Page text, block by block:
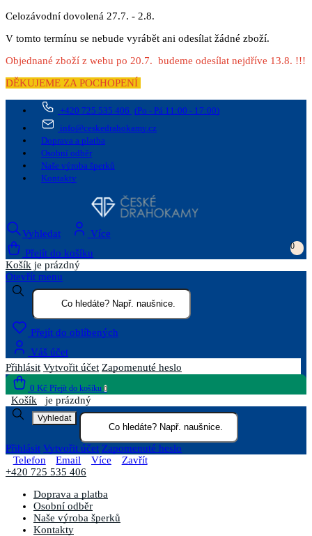
Celozávodní dovolená 27.7. - 2.8.
V tomto termínu se nebude vyrábět ani odesílat žádné zboží.
Objednané zboží z webu po 20.7. budeme odesílat nejdříve 13.8. !!!
DĚKUJEME ZA POCHOPENÍ
+420 725 535 406 (Po - Pá 11:00 - 17:00)
info@ceskedrahokamy.cz
Doprava a platba
Osobní odběr
Naše výroba šperků
Kontakty
Vyhledat
Více
Přejít do košíku
0
Košík je prázdný
Otevřít menu
Přejít do oblíbených
Váš účet
Přihlásit Vytvořit účet Zapomenuté heslo
0 Kč Přejít do košíku 0
Košík je prázdný
Vyhledat
Přihlásit Vytvořit účet Zapomenuté heslo
Telefon
Email Více
Zavřít
+420 725 535 406
Doprava a platba
Osobní odběr
Naše výroba šperků
Kontakty